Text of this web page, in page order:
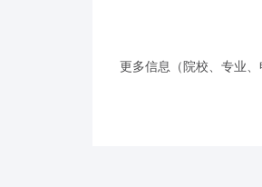
更多信息（院校、专业